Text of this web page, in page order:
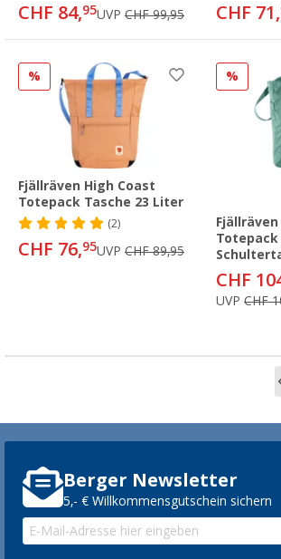
CHF 84,95UVP CHF 99,95 CHF 71,
%
Fjällräven High Coast
Totepack Tasche 23 Liter
(2)
CHF 76,95UVP CHF 89,95
%
Totepack
CHF
UVP CHF
Berger Newsletter
5,- € Willkommensgutschein sichern